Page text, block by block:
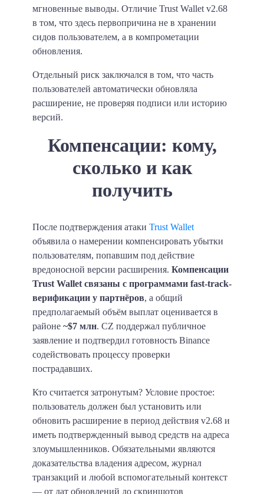
мгновенные выводы. Отличие Trust Wallet v2.68
в том, что здесь первопричина не в хранении
сидов пользователем, а в компрометации
обновления.
Отдельный риск заключался в том, что часть
пользователей автоматически обновляла
расширение, не проверяя подписи или историю
версий.
Компенсации: кому,
сколько и как
получить
После подтверждения атаки Trust Wallet
объявила о намерении компенсировать убытки
пользователям, попавшим под действие
вредоносной версии расширения. Компенсации
Trust Wallet связаны с программами fast-track-
верификации у партнёров, а общий
предполагаемый объём выплат оценивается в
районе ~$7 млн. CZ поддержал публичное
заявление и подтвердил готовность Binance
содействовать процессу проверки
пострадавших.
Кто считается затронутым? Условие простое:
пользователь должен был установить или
обновить расширение в период действия v2.68 и
иметь подтвержденный вывод средств на адреса
злоумышленников. Обязательными являются
доказательства владения адресом, журнал
транзакций и любой вспомогательный контекст
— от дат обновлений до скриншотов